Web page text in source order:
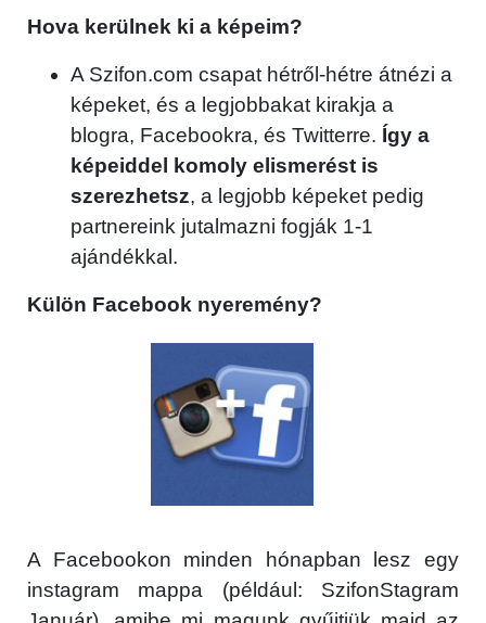
Hova kerülnek ki a képeim?
A Szifon.com csapat hétről-hétre átnézi a
képeket, és a legjobbakat kirakja a
blogra, Facebookra, és Twitterre. Így a
képeiddel komoly elismerést is
szerezhetsz, a legjobb képeket pedig
partnereink jutalmazni fogják 1-1
ajándékkal.
Külön Facebook nyeremény?
A Facebookon minden hónapban lesz egy
instagram mappa (például: SzifonStagram